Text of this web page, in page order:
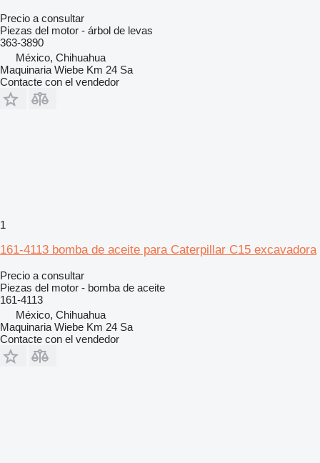
Precio a consultar
Piezas del motor - árbol de levas
363-3890
México, Chihuahua
Maquinaria Wiebe Km 24 Sa
Contacte con el vendedor
1
161-4113 bomba de aceite para Caterpillar C15 excavadora
Precio a consultar
Piezas del motor - bomba de aceite
161-4113
México, Chihuahua
Maquinaria Wiebe Km 24 Sa
Contacte con el vendedor